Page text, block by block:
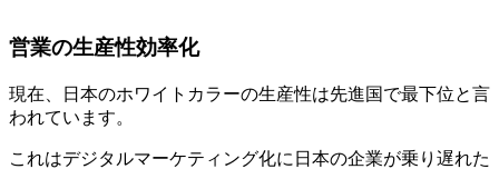
営業の生産性効率化
現在、日本のホワイトカラーの生産性は先進国で最下位と言
われています。
これはデジタルマーケティング化に日本の企業が乗り遅れた